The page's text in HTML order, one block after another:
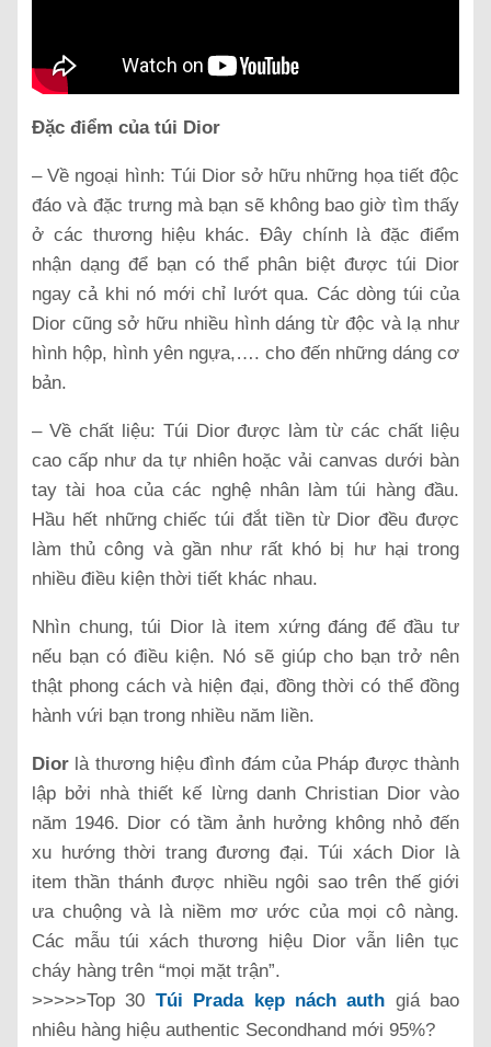
Đặc điểm của túi Dior
– Về ngoại hình: Túi Dior sở hữu những họa tiết độc
đáo và đặc trưng mà bạn sẽ không bao giờ tìm thấy
ở các thương hiệu khác. Đây chính là đặc điểm
nhận dạng để bạn có thể phân biệt được túi Dior
ngay cả khi nó mới chỉ lướt qua. Các dòng túi của
Dior cũng sở hữu nhiều hình dáng từ độc và lạ như
hình hộp, hình yên ngựa,…. cho đến những dáng cơ
bản.
– Về chất liệu: Túi Dior được làm từ các chất liệu
cao cấp như da tự nhiên hoặc vải canvas dưới bàn
tay tài hoa của các nghệ nhân làm túi hàng đầu.
Hầu hết những chiếc túi đắt tiền từ Dior đều được
làm thủ công và gần như rất khó bị hư hại trong
nhiều điều kiện thời tiết khác nhau.
Nhìn chung, túi Dior là item xứng đáng để đầu tư
nếu bạn có điều kiện. Nó sẽ giúp cho bạn trở nên
thật phong cách và hiện đại, đồng thời có thể đồng
hành vứi bạn trong nhiều năm liền.
Dior là thương hiệu đình đám của Pháp được thành
lập bởi nhà thiết kế lừng danh Christian Dior vào
năm 1946. Dior có tầm ảnh hưởng không nhỏ đến
xu hướng thời trang đương đại. Túi xách Dior là
item thần thánh được nhiều ngôi sao trên thế giới
ưa chuộng và là niềm mơ ước của mọi cô nàng.
Các mẫu túi xách thương hiệu Dior vẫn liên tục
cháy hàng trên “mọi mặt trận”.
>>>>>Top 30 Túi Prada kẹp nách auth giá bao
nhiêu hàng hiệu authentic Secondhand mới 95%?